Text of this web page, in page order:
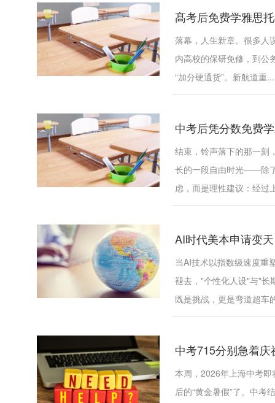
髙考后免费学雅思
落幕，人生新章。很多人
内高校的保研免修，到公
“加分硬通货”。新航道重...
中考后凭分数免费
结束，铃声落下的那一刻
长的一段自由时光——除
虑，而是理性建议：经过
AI时代美本申请变
当AI技术以指数级速度
褪去，"个性化人设"与"长
既是挑战，更是弯道超车
中考715分别急着庆
本周，2026年上海中考
后的“黄金暑假”了。中